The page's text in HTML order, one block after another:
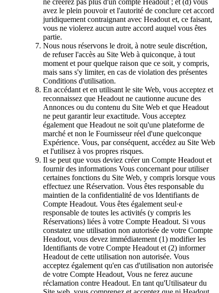
avez le plein pouvoir et l'autorité de conclure cet accord
juridiquement contraignant avec Headout et, ce faisant,
vous ne violerez aucun autre accord auquel vous êtes
partie.
Nous nous réservons le droit, à notre seule discrétion,
de refuser l'accès au Site Web à quiconque, à tout
moment et pour quelque raison que ce soit, y compris,
mais sans s'y limiter, en cas de violation des présentes
Conditions d'utilisation.
En accédant et en utilisant le site Web, vous acceptez et
reconnaissez que Headout ne cautionne aucune des
Annonces ou du contenu du Site Web et que Headout
ne peut garantir leur exactitude. Vous acceptez
également que Headout ne soit qu'une plateforme de
marché et non le Fournisseur réel d'une quelconque
Expérience. Vous, par conséquent, accédez au Site Web
et l'utilisez à vos propres risques.
Il se peut que vous deviez créer un Compte Headout et
fournir des informations Vous concernant pour utiliser
certaines fonctions du Site Web, y compris lorsque vous
effectuez une Réservation. Vous êtes responsable du
maintien de la confidentialité de vos Identifiants de
Compte Headout. Vous êtes également seul·e
responsable de toutes les activités (y compris les
Réservations) liées à votre Compte Headout. Si vous
constatez une utilisation non autorisée de votre Compte
Headout, vous devez immédiatement (1) modifier les
Identifiants de votre Compte Headout et (2) informer
Headout de cette utilisation non autorisée. Vous
acceptez également qu'en cas d'utilisation non autorisée
de votre Compte Headout, Vous ne ferez aucune
réclamation contre Headout. En tant qu'Utilisateur du